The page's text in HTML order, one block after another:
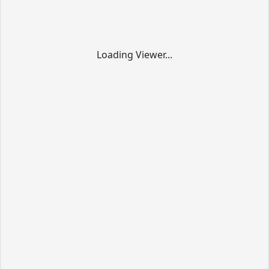
Loading Viewer...